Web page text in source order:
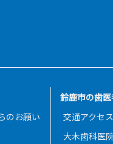
のお願い
鈴鹿市の歯
交通アクセス
大木歯科医